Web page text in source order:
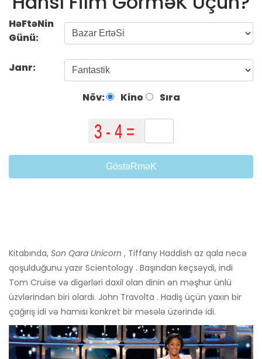
HəFtəNin
Günü:
Janr:
Növ: Kino Sıra
GöstəRməK
Kitabında, Son Qara Unicorn , Tiffany Haddish az qala necə
qoşulduğunu yazır Scientology . Başından keçsəydi, indi
Tom Cruise və digərləri daxil olan dinin ən məşhur ünlü
üzvlərindən biri olardı. John Travolta . Hadiş üçün yaxın bir
çağırış idi və hamısı konkret bir məsələ üzərində idi.